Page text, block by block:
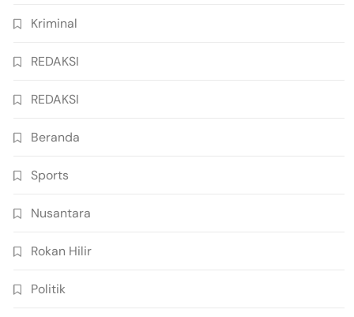
Kriminal
REDAKSI
REDAKSI
Beranda
Sports
Nusantara
Rokan Hilir
Politik